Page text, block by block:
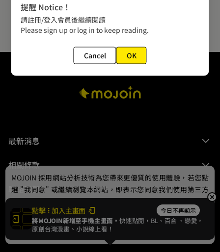
最新消息
相關條款
聯絡我們
© 2024 gamania Digital Entertainment Co., Ltd.
點擊 加入主畫面 今日不再顯示
將MOJOIN新增至手機主畫面，快速點開，BL、 百合 、戀愛，
原創台灣漫畫、小說線上看！
MOJOIN 採用網站分析技術為您帶來更優質的使用體驗，若您點
選 "我同意" 或繼續瀏覽本網站，即表示您同意我們使用第三方
Cookie，欲瞭解更多資訊請見隱私權政策。
我同意
提醒 Notice！
請註冊/登入會員後繼續閱讀
Please sign up or log in to keep reading.
Cancel OK